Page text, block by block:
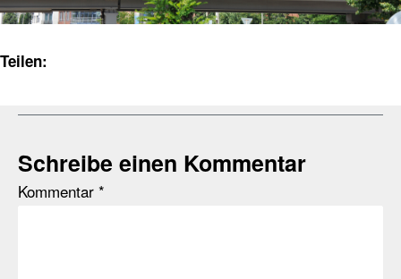
Teilen:
Schreibe einen Kommentar
Kommentar *